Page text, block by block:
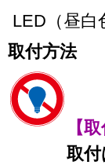
LED（昼白
取付方法
【
取